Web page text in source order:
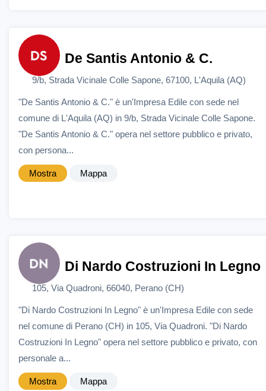
De Santis Antonio & C.
9/b, Strada Vicinale Colle Sapone, 67100, L'Aquila (AQ)
"De Santis Antonio & C." è un'Impresa Edile con sede nel
comune di L'Aquila (AQ) in 9/b, Strada Vicinale Colle Sapone.
"De Santis Antonio & C." opera nel settore pubblico e privato,
con persona...
Mostra Mappa
Di Nardo Costruzioni In Legno
105, Via Quadroni, 66040, Perano (CH)
"Di Nardo Costruzioni In Legno" è un'Impresa Edile con sede
nel comune di Perano (CH) in 105, Via Quadroni. "Di Nardo
Costruzioni In Legno" opera nel settore pubblico e privato, con
personale a...
Mostra Mappa